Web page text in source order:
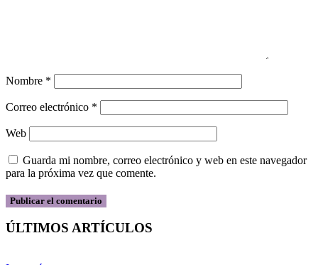
Nombre *
Correo electrónico *
Web
Guarda mi nombre, correo electrónico y web en este navegador
para la próxima vez que comente.
ÚLTIMOS ARTÍCULOS